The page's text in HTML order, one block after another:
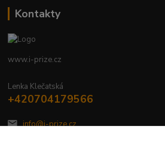
Kontakty
www.i-prize.cz
Lenka Klečatská
+420704179566
info@i-prize.cz